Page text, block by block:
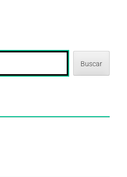
Buscar